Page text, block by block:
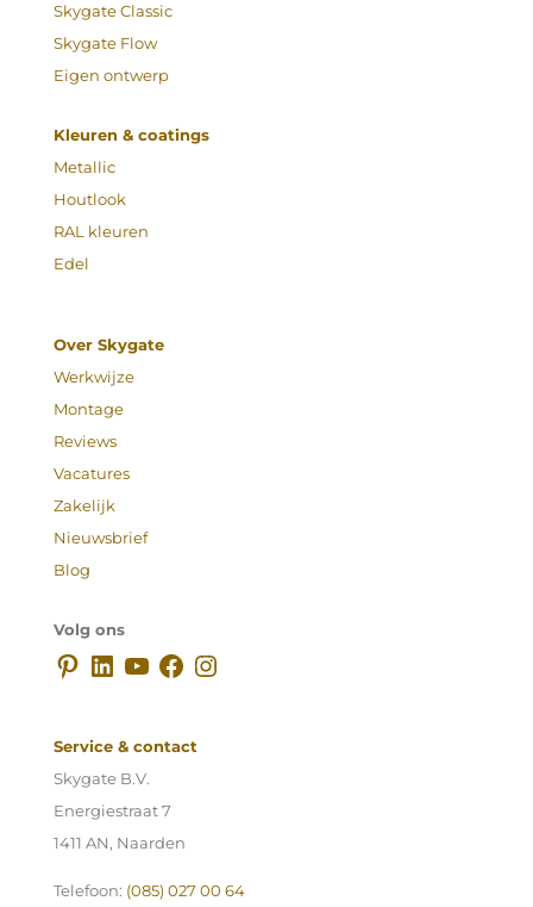
Skygate Classic
Skygate Flow
Eigen ontwerp
Kleuren & coatings
Metallic
Houtlook
RAL kleuren
Edel
Over Skygate
Werkwijze
Montage
Reviews
Vacatures
Zakelijk
Nieuwsbrief
Blog
Volg ons
Pinterest
LinkedIn
YouTube
Facebook
Instagram
Service & contact
Skygate B.V.
Energiestraat 7
1411 AN, Naarden
Telefoon: (085) 027 00 64